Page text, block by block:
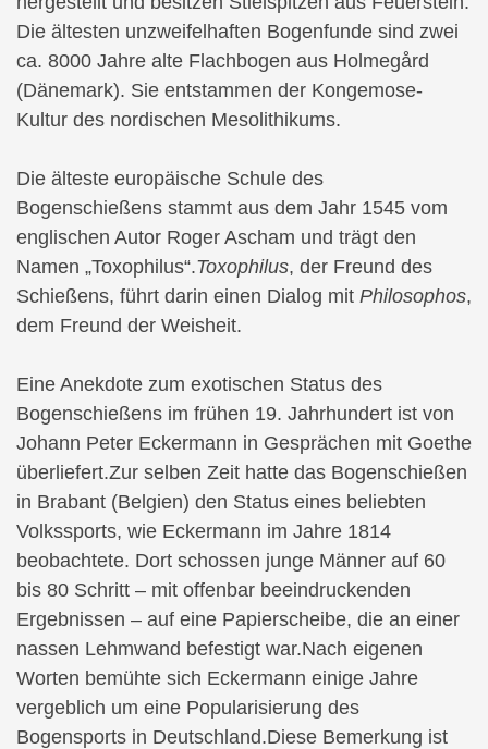
Die ältesten unzweifelhaften Bogenfunde sind zwei
ca. 8000 Jahre alte Flachbogen aus Holmegård
(Dänemark). Sie entstammen der Kongemose-
Kultur des nordischen Mesolithikums.
Die älteste europäische Schule des
Bogenschießens stammt aus dem Jahr 1545 vom
englischen Autor Roger Ascham und trägt den
Namen „Toxophilus“.Toxophilus, der Freund des
Schießens, führt darin einen Dialog mit Philosophos,
dem Freund der Weisheit.
Eine Anekdote zum exotischen Status des
Bogenschießens im frühen 19. Jahrhundert ist von
Johann Peter Eckermann in Gesprächen mit Goethe
überliefert.Zur selben Zeit hatte das Bogenschießen
in Brabant (Belgien) den Status eines beliebten
Volkssports, wie Eckermann im Jahre 1814
beobachtete. Dort schossen junge Männer auf 60
bis 80 Schritt – mit offenbar beeindruckenden
Ergebnissen – auf eine Papierscheibe, die an einer
nassen Lehmwand befestigt war.Nach eigenen
Worten bemühte sich Eckermann einige Jahre
vergeblich um eine Popularisierung des
Bogensports in Deutschland.Diese Bemerkung ist